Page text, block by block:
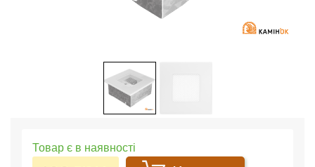
Товар є в наявності